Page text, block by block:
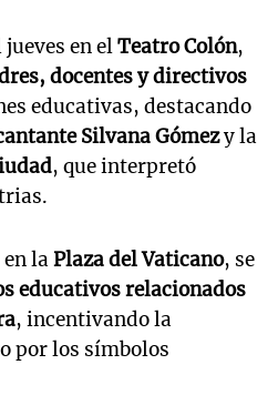
en elTeatro Colón,
docentes y directivos
educativas, destacando
Silvana Gómezy la
, que interpretó
laPlaza del Vaticano, se
educativos relacionados
, incentivando la
por los símbolos